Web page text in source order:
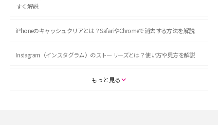
すく解説
iPhoneのキャッシュクリアとは？SafariやChromeで消去する方法を解説
Instagram（インスタグラム）のストーリーズとは？使い方や見方を解説
ASMRとは？初心者向けの代表ジャンルや楽しみ方を解説
もっと見る